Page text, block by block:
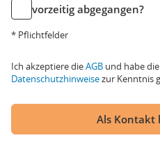
vorzeitig abgegangen?
* Pflichtfelder
Ich akzeptiere dieAGB und habe die
Datenschutzhinweisezur Kenntnis
Als Kontakt